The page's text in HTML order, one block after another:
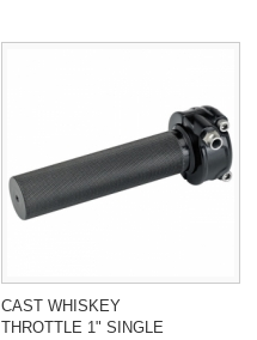
CAST WHISKEY
THROTTLE 1" SINGLE